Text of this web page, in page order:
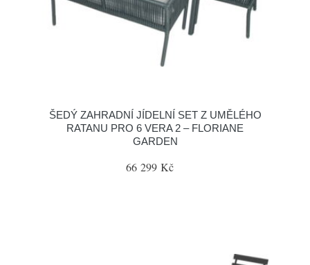
ŠEDÝ ZAHRADNÍ JÍDELNÍ SET Z UMĚLÉHO
RATANU PRO 6 VERA 2 – FLORIANE
GARDEN
66 299 Kč